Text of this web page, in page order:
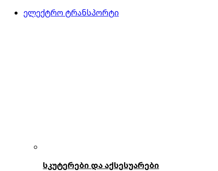
ელექტრო ტრანსპორტი
სკუტერები და აქსესუარები